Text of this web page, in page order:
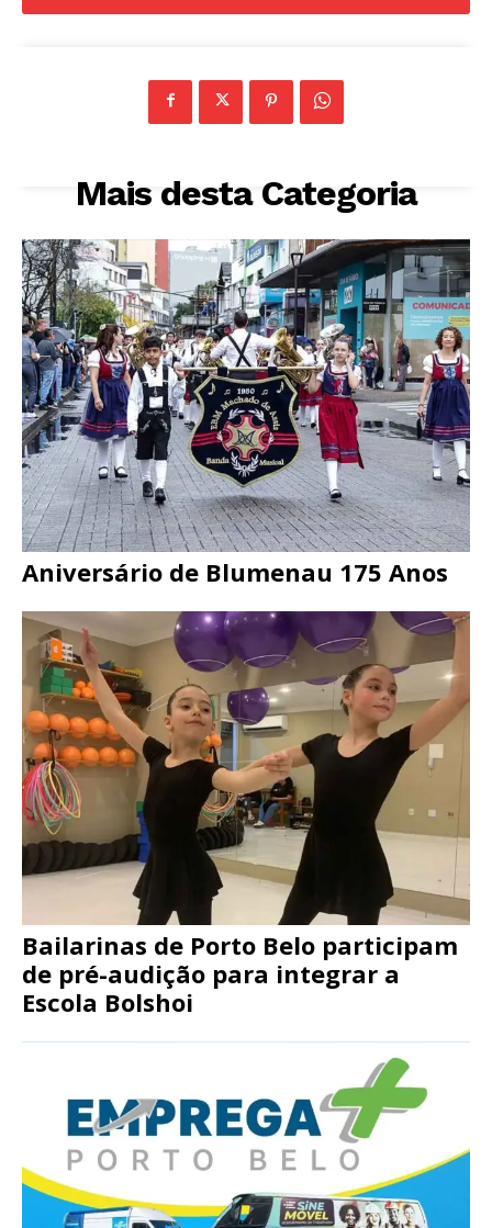
Mais desta Categoria
Aniversário de Blumenau 175 Anos
Bailarinas de Porto Belo participam
de pré-audição para integrar a
Escola Bolshoi